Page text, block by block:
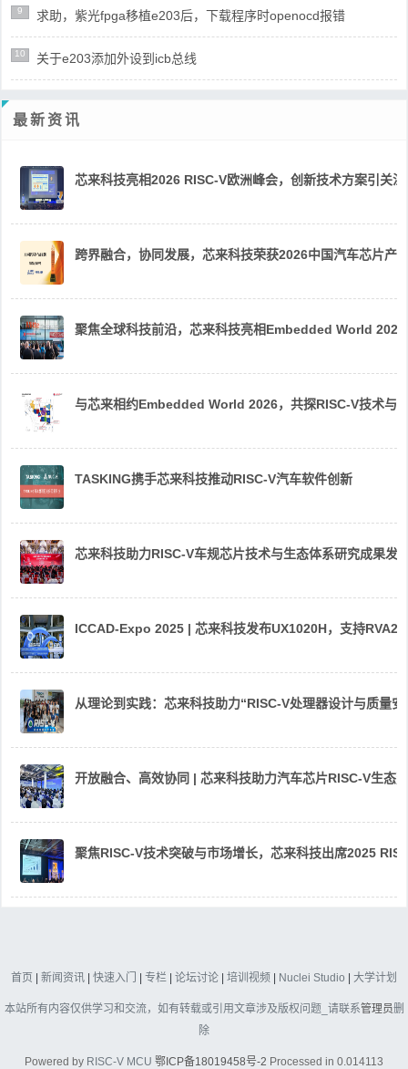
9 求助，紫光fpga移植e203后，下载程序时openocd报错
10 关于e203添加外设到icb总线
最新资讯
芯来科技亮相2026 RISC-V欧洲峰会，创新技术方案引关注
跨界融合，协同发展，芯来科技荣获2026中国汽车芯片产
聚焦全球科技前沿，芯来科技亮相Embedded World 2026
与芯来相约Embedded World 2026，共探RISC-V技术与
TASKING携手芯来科技推动RISC-V汽车软件创新
芯来科技助力RISC-V车规芯片技术与生态体系研究成果发
ICCAD-Expo 2025 | 芯来科技发布UX1020H，支持
从理论到实践：芯来科技助力“RISC-V处理器设计与质量
开放融合、高效协同 | 芯来科技助力汽车芯片RISC-V生态
聚焦RISC-V技术突破与市场增长，芯来科技出席2025
首页 新闻资讯 快速入门 专栏 论坛讨论 培训视频 Nuclei Studio 大学计划
本站所有内容仅供学习和交流，如有转载或引用文章涉及版权问题_请联系管理员删
除
Powered by RISC-V MCU 鄂ICP备18019458号-2 Processed in 0.014113